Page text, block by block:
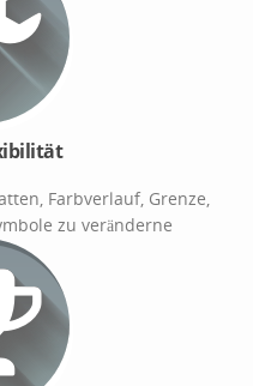
Farbverlauf, Grenze,
zu veränderne